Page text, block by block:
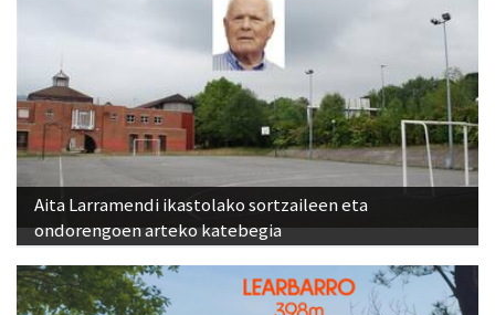
Aita Larramendi ikastolako sortzaileen eta
ondorengoen arteko katebegia